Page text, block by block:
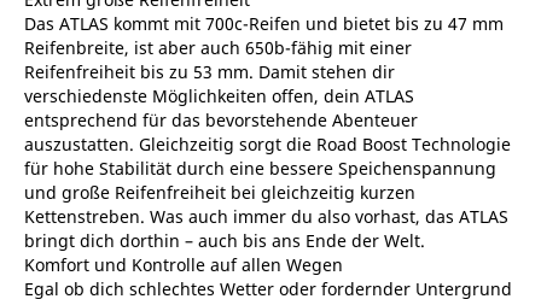
Das ATLAS kommt mit 700c-Reifen und bietet bis zu 47 mm
Reifenbreite, ist aber auch 650b-fähig mit einer
Reifenfreiheit bis zu 53 mm. Damit stehen dir
verschiedenste Möglichkeiten offen, dein ATLAS
entsprechend für das bevorstehende Abenteuer
auszustatten. Gleichzeitig sorgt die Road Boost Technologie
für hohe Stabilität durch eine bessere Speichenspannung
und große Reifenfreiheit bei gleichzeitig kurzen
Kettenstreben. Was auch immer du also vorhast, das ATLAS
bringt dich dorthin – auch bis ans Ende der Welt.
Komfort und Kontrolle auf allen Wegen
Egal ob dich schlechtes Wetter oder fordernder Untergrund